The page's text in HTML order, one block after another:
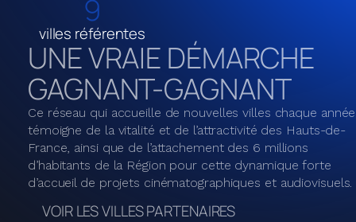
19
villes référentes
UNE VRAIE DÉMARCHE
GAGNANT-GAGNANT
Ce réseau qui accueille de nouvelles villes chaque année
témoigne de la vitalité et de l’attractivité des Hauts-de-
France, ainsi que de l’attachement des 6 millions
d’habitants de la Région pour cette dynamique forte
d’accueil de projets cinématographiques et audiovisuels.
VOIR LES VILLES PARTENAIRES